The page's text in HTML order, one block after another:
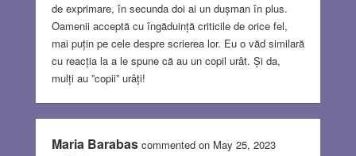
de exprimare, în secunda doi ai un dușman în plus.
Oamenii acceptă cu îngăduință criticile de orice fel,
mai puțin pe cele despre scrierea lor. Eu o văd similară
cu reacția la a le spune că au un copil urât. Și da,
mulți au ”copii” urâți!
Maria Barabascommented on May 25, 2023